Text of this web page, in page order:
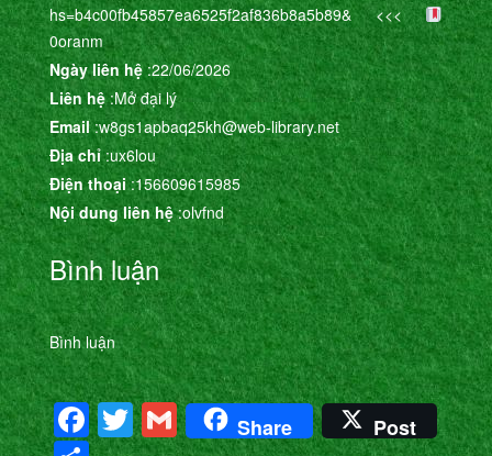
hs=b4c00fb45857ea6525f2af836b8a5b89& <<<
0oranm
Ngày liên hệ :22/06/2026
Liên hệ:Mở đại lý
Email:w8gs1apbaq25kh@web-library.net
Địa chỉ:ux6lou
Điện thoại:156609615985
Nội dung liên hệ:olvfnd
Bình luận
Bình luận
Facebook
Twitter
Gmail
Share Post